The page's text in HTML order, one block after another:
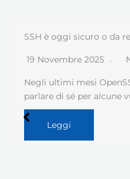
SSH è oggi sicuro o da
19 Novembre 2025
Negli ultimi mesi
parlare di sé per alcune
Leggi